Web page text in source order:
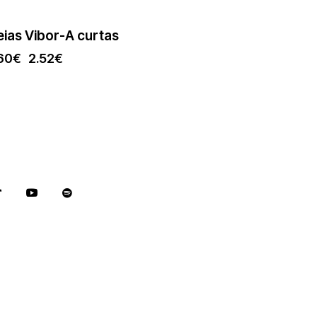
Vibor-A curtas
€ 2.52€
Online agora